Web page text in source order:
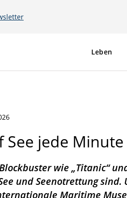
Leben
See jede
wie „Titanic“
und Seenotrettung
Maritime